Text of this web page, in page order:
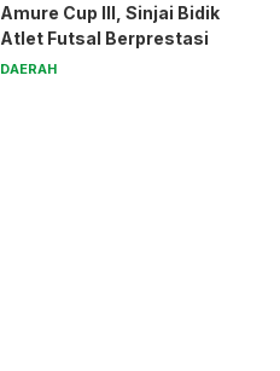
Amure Cup III, Sinjai Bidik
Atlet Futsal Berprestasi
DAERAH